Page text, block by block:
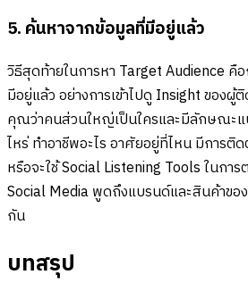
5. ค้นหาจากข้อมูลที่มีอยู่แล้ว
วิธีสุดท้ายในการหา Target Audience
มีอยู่แล้ว อย่างการเข้าไปดู Insight ของผู้
คุณว่าคนส่วนใหญ่เป็นใครและมีลักษณะแ
ไหร่ ทำอาชีพอะไร อาศัยอยู่ที่ไหน มีการติ
หรือจะใช้ Social Listening Tools ในกา
Social Media พูดถึงแบรนด์และสินค้าขอ
กัน
บทสรุป